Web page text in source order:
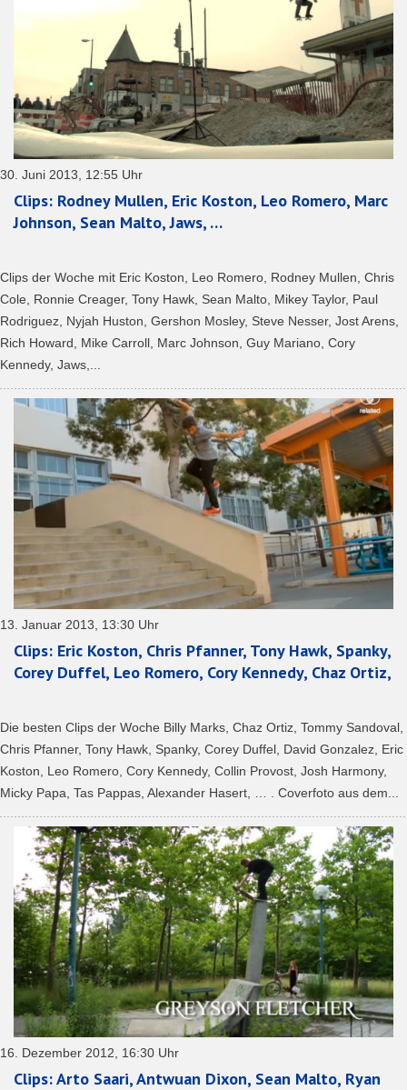
30. Juni 2013, 12:55 Uhr
Clips: Rodney Mullen, Eric Koston, Leo Romero, Marc
Johnson, Sean Malto, Jaws, …
Clips der Woche mit Eric Koston, Leo Romero, Rodney Mullen, Chris
Cole, Ronnie Creager, Tony Hawk, Sean Malto, Mikey Taylor, Paul
Rodriguez, Nyjah Huston, Gershon Mosley, Steve Nesser, Jost Arens,
Rich Howard, Mike Carroll, Marc Johnson, Guy Mariano, Cory
Kennedy, Jaws,...
13. Januar 2013, 13:30 Uhr
Clips: Eric Koston, Chris Pfanner, Tony Hawk, Spanky,
Corey Duffel, Leo Romero, Cory Kennedy, Chaz Ortiz,
Die besten Clips der Woche Billy Marks, Chaz Ortiz, Tommy Sandoval,
Chris Pfanner, Tony Hawk, Spanky, Corey Duffel, David Gonzalez, Eric
Koston, Leo Romero, Cory Kennedy, Collin Provost, Josh Harmony,
Micky Papa, Tas Pappas, Alexander Hasert, … . Coverfoto aus dem...
16. Dezember 2012, 16:30 Uhr
Clips: Arto Saari, Antwuan Dixon, Sean Malto, Ryan